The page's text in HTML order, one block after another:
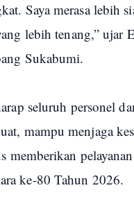
Saya merasa lebih
lebih tenang,” ujar
Sukabumi.
seluruh personel
mampu menjaga
memberikan
ke-80 Tahun 2026.